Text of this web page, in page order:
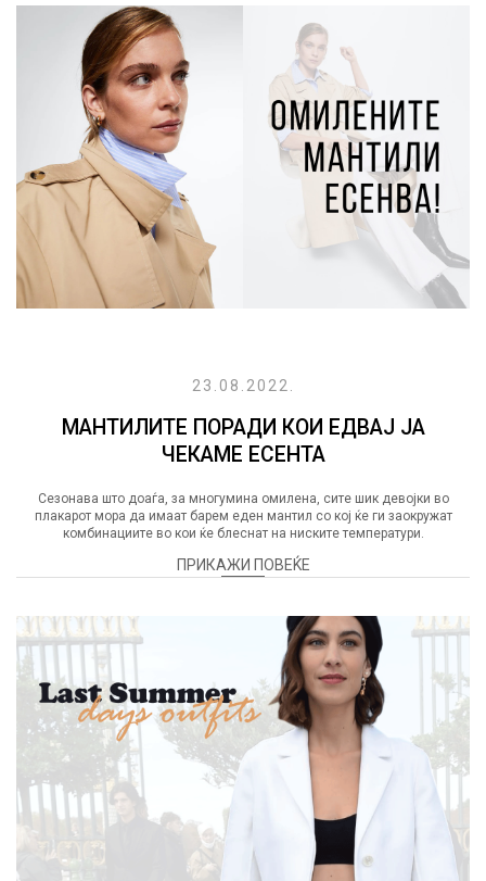
23.08.2022.
МАНТИЛИТЕ ПОРАДИ КОИ ЕДВАЈ ЈА
ЧЕКАМЕ ЕСЕНТА
Сезонава што доаѓа, за многумина омилена, сите шик девојки во
плакарот мора да имаат барем еден мантил со кој ќе ги заокружат
комбинациите во кои ќе блеснат на ниските температури.
ПРИКАЖИ ПОВЕЌЕ